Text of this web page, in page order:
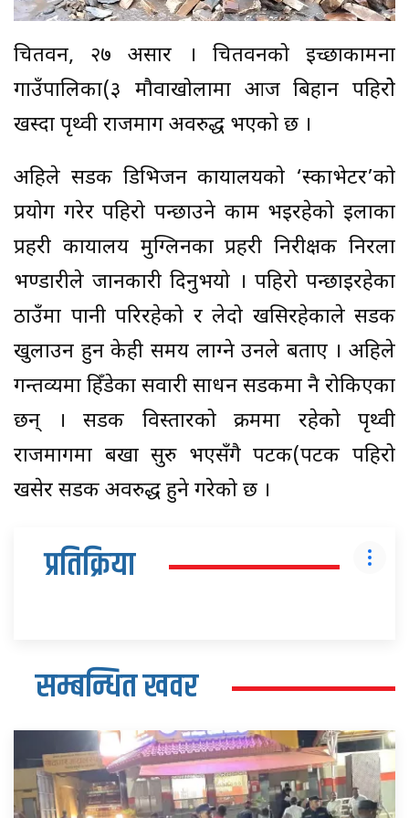
चितवन, २७ असार । चितवनको इच्छाकामना
गाउँपालिका(३ मौवाखोलामा आज बिहान पहिरोे
खस्दा पृथ्वी राजमार्ग अवरुद्ध भएको छ ।
अहिले सडक डिभिजन कार्यालयको ‘स्काभेटर’को
प्रयोग गरेर पहिरो पन्छाउने काम भइरहेको इलाका
प्रहरी कार्यालय मुग्लिनका प्रहरी निरीक्षक निरला
भण्डारीले जानकारी दिनुभयो । पहिरो पन्छाइरहेका
ठाउँमा पानी परिरहेको र लेदो खसिरहेकाले सडक
खुलाउन हुन केही समय लाग्ने उनले बताए । अहिले
गन्तव्यमा हिँडेका सवारी साधन सडकमा नै रोकिएका
छन् । सडक विस्तारको क्रममा रहेको पृथ्वी
राजमार्गमा बर्खा सुरु भएसँगै पटक(पटक पहिरो
खसेर सडक अवरुद्ध हुने गरेको छ ।
प्रतिक्रिया
सम्बन्धित खवर